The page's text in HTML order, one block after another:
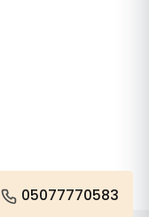
05077770583